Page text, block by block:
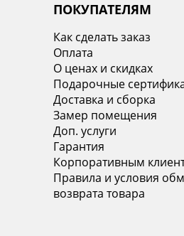
ПОКУПАТЕЛЯМ
Как сделать заказ
Оплата
О ценах и скидках
Подарочные
Доставка и сборка
Замер помещения
Доп. услуги
Гарантия
Корпоративным
Правила и условия
возврата товара